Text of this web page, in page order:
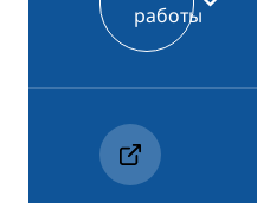
работы